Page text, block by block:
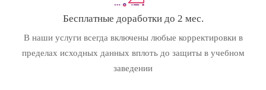
Бесплатные доработки до 2 мес.
В наши услуги всегда включены любые корректировки в
пределах исходных данных вплоть до защиты в учебном
заведении